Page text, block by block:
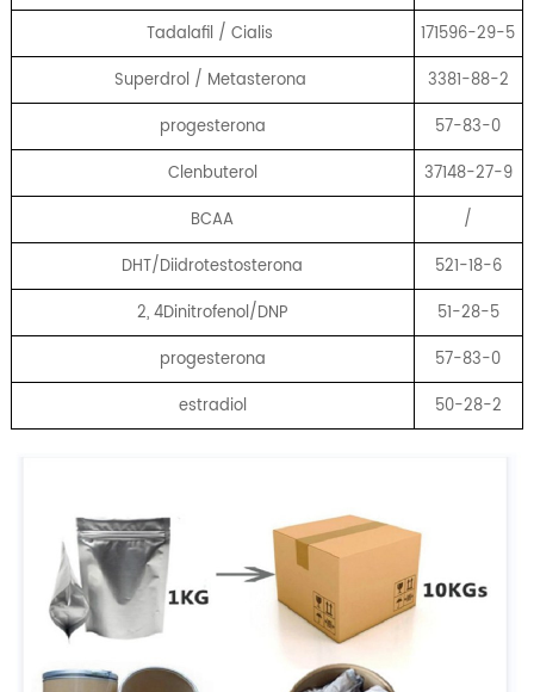
Tadalafil / Cialis
171596-29-5
Superdrol / Metasterona
3381-88-2
progesterona
57-83-0
Clenbuterol
37148-27-9
BCAA
/
DHT/Diidrotestosterona
521-18-6
2, 4Dinitrofenol/DNP
51-28-5
progesterona
57-83-0
estradiol
50-28-2